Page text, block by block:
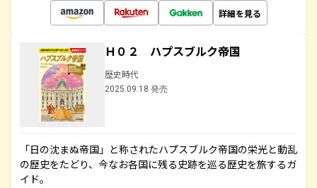
詳細を見る
Ｈ０２ ハプスブルク帝国
歴史時代
2025.09.18 発売
「日の沈まぬ帝国」と称されたハプスブルク帝国の栄光と動乱
の歴史をたどり、今なお各国に残る史跡を巡る歴史を旅するガ
イド。